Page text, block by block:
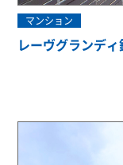
マンション
レーヴグランデ